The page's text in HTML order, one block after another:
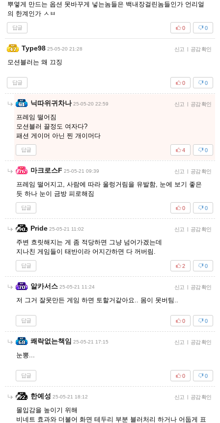
뿌옇게 만드는 옵션 못바꾸게 넣는놈들은 백내장걸린놈들인가 언리얼
의 한계인가 ㅅㅂ
답글 0
0
Type98 25-05-20 21:28 신고 공감 확인
모션블러는 왜 끄징
답글 0
0
닉따위귀차나 25-05-20 22:59 신고 공감 확인
프레임 떨어짐
모션블러 끌정도 여자다?
패션 게이머 아닌 찐 개이머다
답글 0
4
마크로스F 25-05-21 09:39 신고 공감 확인
프레임 떨어지고, 사람에 따라 울렁거림을 유발함, 눈에 보기 좋은
듯 하나 눈이 금방 피로해짐
답글 0
0
Pride 25-05-21 11:02 신고 공감 확인
주변 흐릿해지는 게 좀 적당하면 그냥 넘어가겠는데
지나친 게임들이 태반이라 어지간하면 다 꺼버림.
답글 0
2
알카서스 25-05-21 11:24 신고 공감 확인
저 그거 잘못만든 게임 하면 토할거같아요.. 몸이 못버팀..
답글 0
0
쾌락없는책임 25-05-21 17:15 신고 공감 확인
눈뽕...
답글 0
0
한예성 25-05-21 18:12 신고 공감 확인
몰입감을 높이기 위해
비네트 효과와 더불어 화면 테두리 부분 블러처리 하거나 어둡게 표